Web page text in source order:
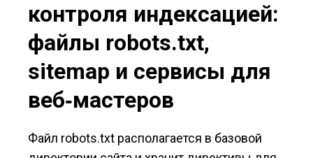
контроля индексацией:
файлы robots.txt,
sitemap и сервисы для
веб‑мастеров
Файл robots.txt располагается в базовой